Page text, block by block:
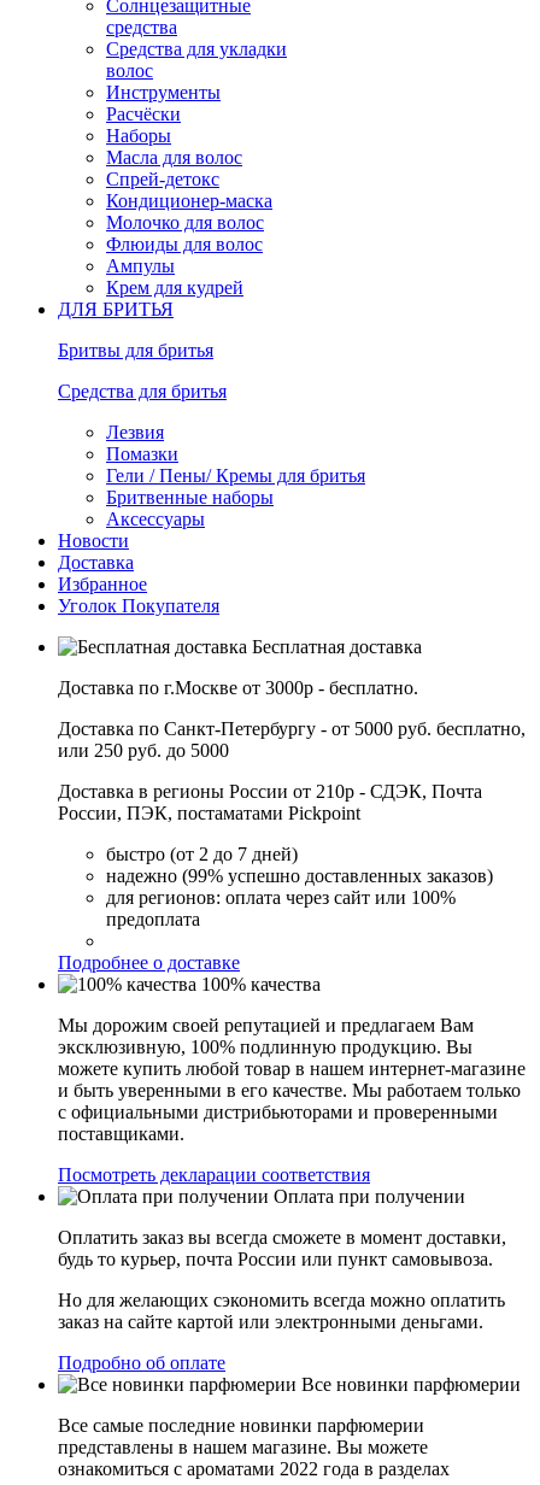
Солнцезащитные
средства
Средства для укладки
волос
Инструменты
Расчёски
Наборы
Масла для волос
Спрей-детокс
Кондиционер-маска
Молочко для волос
Флюиды для волос
Ампулы
Крем для кудрей
ДЛЯ БРИТЬЯ
Бритвы для бритья
Средства для бритья
Лезвия
Помазки
Гели / Пены/ Кремы для бритья
Бритвенные наборы
Аксессуары
Новости
Доставка
Избранное
Уголок Покупателя
Бесплатная доставка
Доставка по г.Москве от 3000р - бесплатно.
Доставка по Санкт-Петербургу - от 5000 руб. бесплатно,
или 250 руб. до 5000
Доставка в регионы России от 210р - СДЭК, Почта
России, ПЭК, постаматами Pickpoint
быстро (от 2 до 7 дней)
надежно (99% успешно доставленных заказов)
для регионов: оплата через сайт или 100%
предоплата
Подробнее о доставке
100% качества
Мы дорожим своей репутацией и предлагаем Вам
эксклюзивную, 100% подлинную продукцию. Вы
можете купить любой товар в нашем интернет-магазине
и быть уверенными в его качестве. Мы работаем только
с официальными дистрибьюторами и проверенными
поставщиками.
Посмотреть декларации соответствия
Оплата при получении
Оплатить заказ вы всегда сможете в момент доставки,
будь то курьер, почта России или пункт самовывоза.
Но для желающих сэкономить всегда можно оплатить
заказ на сайте картой или электронными деньгами.
Подробно об оплате
Все новинки парфюмерии
Все самые последние новинки парфюмерии
представлены в нашем магазине. Вы можете
ознакомиться с ароматами 2022 года в разделах